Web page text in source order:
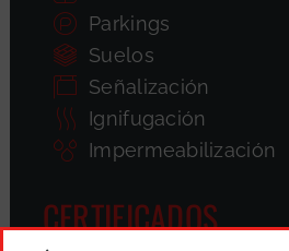
Parkings
Suelos
Señalización
Ignifugación
Impermeabilización
CERTIFICADOS